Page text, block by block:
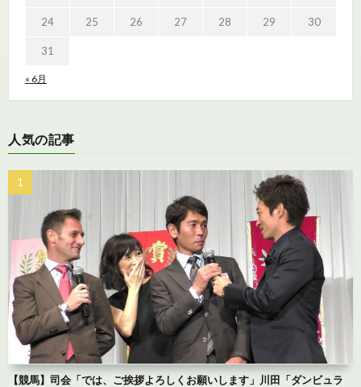
« 6月
24 25 26 27 28 29 30
31
人気の記事
【競馬】司会「では、ご挨拶よろしくお願いします」川田「ダンビュラ